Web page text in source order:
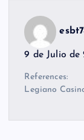
9 de Julio de
References:
Legiano